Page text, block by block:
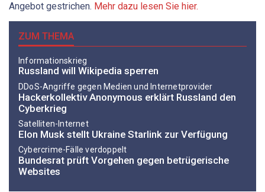
Angebot gestrichen. Mehr dazu lesen Sie hier.
ZUM THEMA
Informationskrieg
Russland will Wikipedia sperren
DDoS-Angriffe gegen Medien und Internetprovider
Hackerkollektiv Anonymous erklärt Russland den
Cyberkrieg
Satelliten-Internet
Elon Musk stellt Ukraine Starlink zur Verfügung
Cybercrime-Fälle verdoppelt
Bundesrat prüft Vorgehen gegen betrügerische
Websites